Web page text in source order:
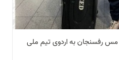
مس رفسنجان به اردوی تیم ملی